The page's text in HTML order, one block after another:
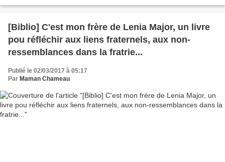
[Biblio] C'est mon frère de Lenia Major, un livre
pou réfléchir aux liens fraternels, aux non-
ressemblances dans la fratrie...
Publié le 02/03/2017 à 05:17
Par Maman Chameau